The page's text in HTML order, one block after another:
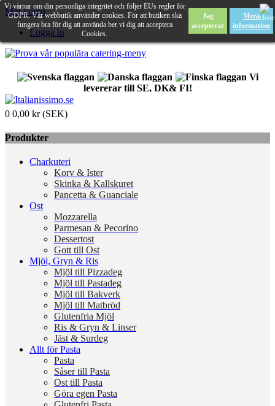
Mitt konto
Logga in
Vi
levererar till SE, DK& FI!
0 0,00 kr (SEK)
Produkter
Charkuteri
Korv & Ister
Skinka & Kallskuret
Pancetta & Guanciale
Ost
Mozzarella
Parmesan & Pecorino
Dessertost
Gott till Ost
Mjöl, Gryn & Ris
Mjöl till Pizzadeg
Mjöl till Pastadeg
Mjöl till Bakverk
Mjöl till Matbröd
Glutenfria Mjöl
Ris & Gryn & Linser
Jäst & Surdeg
Allt för Pasta
Pasta
Såser till Pasta
Ost till Pasta
Göra egen Pasta
Vi värnar om din personliga integritet och följer EUs regler för
GDPR. Vår webbutik använder cookies. För att butiken ska
fungera bra för dig att använda ber vi dig att acceptera
Cookies.
Jag
accepterar
Mera
information